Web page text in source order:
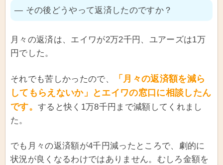
― その後どうやって返済したのですか？
月々の返済は、エイワが2万2千円、ユアーズは1万
円でした。
それでも苦しかったので、
「月々の返済額を減ら
してもらえないか」とエイワの窓口に相談したん
です。すると快く1万8千円まで減額してくれまし
た。
でも月々の返済額が4千円減ったところで、劇的に
状況が良くなるわけではありません。むしろ金額を